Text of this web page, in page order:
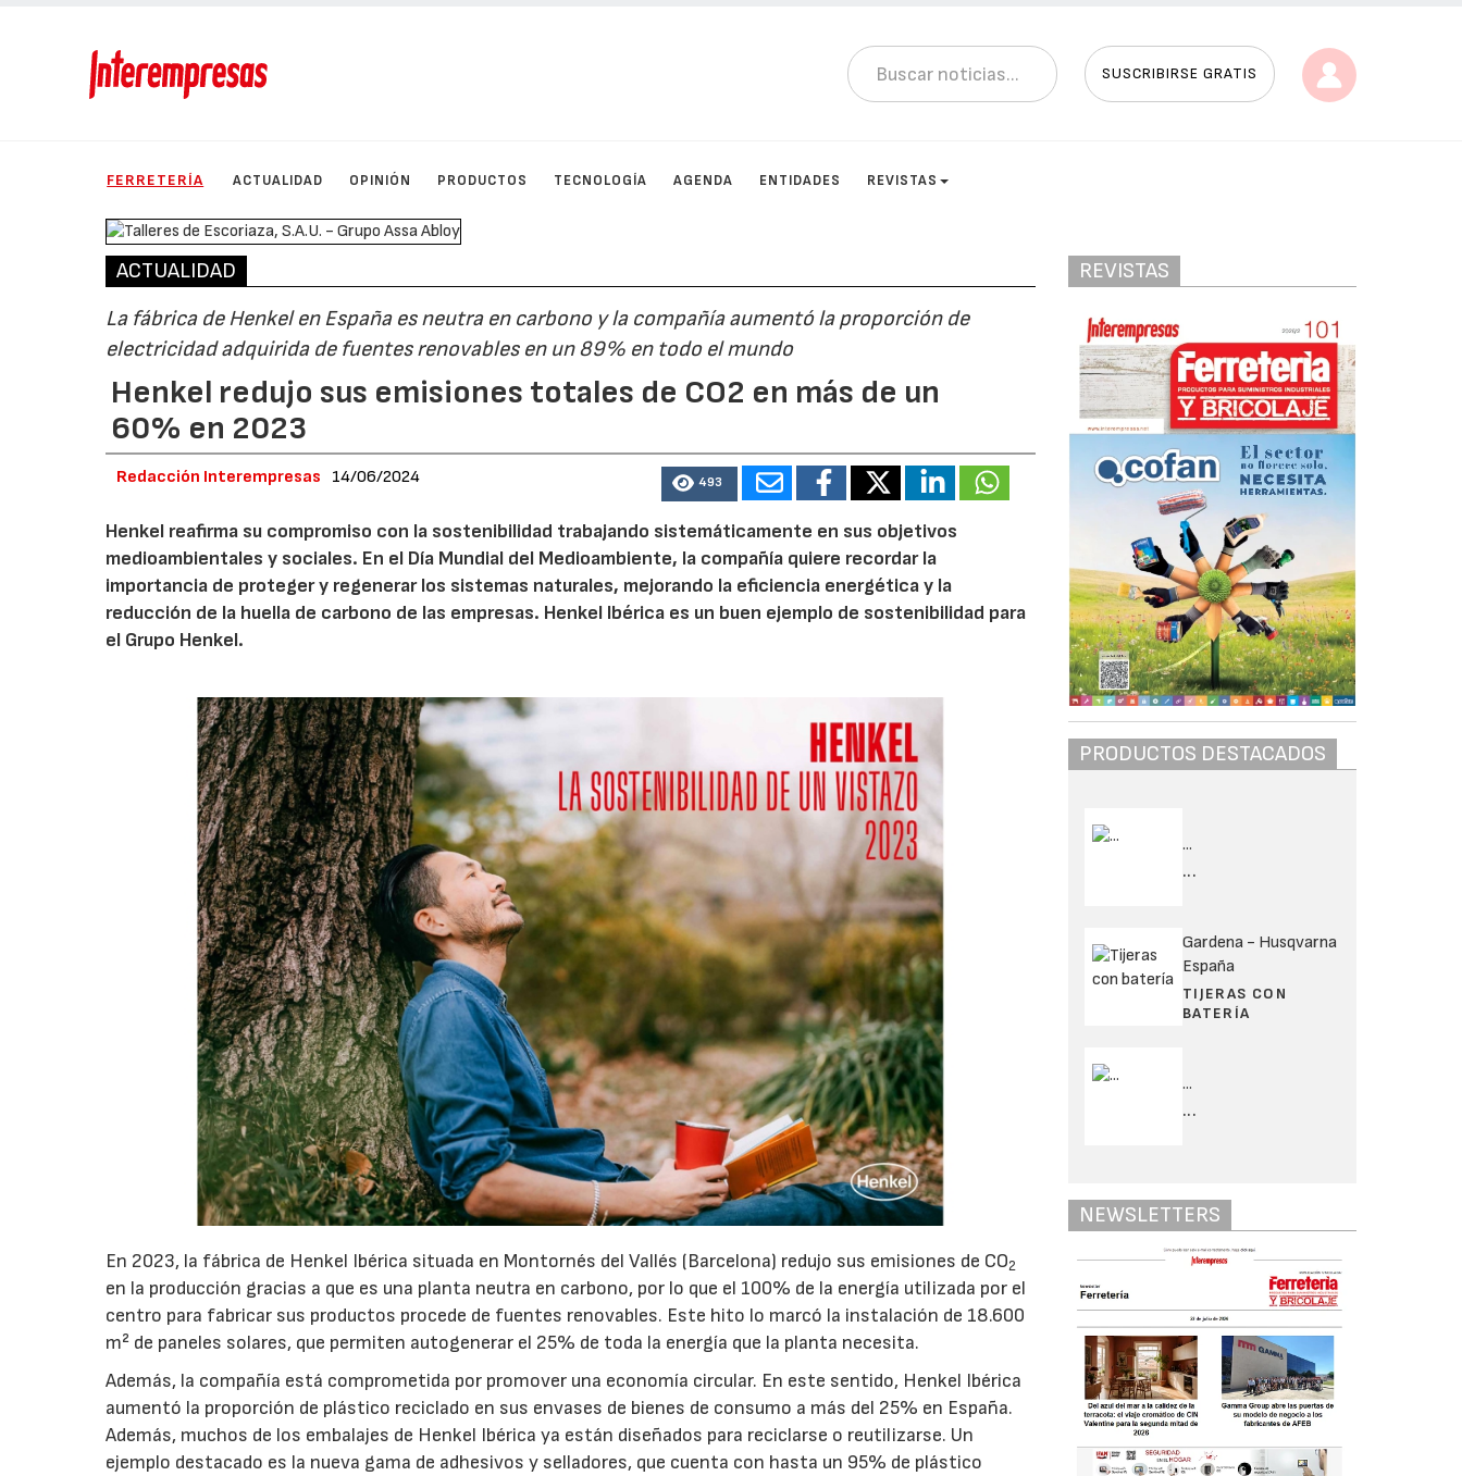
SUSCRIBIRSE GRATIS
FERRETERÍA ACTUALIDAD OPINIÓN PRODUCTOS TECNOLOGÍA AGENDA ENTIDADES REVISTAS
ACTUALIDAD
La fábrica de Henkel en España es neutra en carbono y la compañía aumentó la proporción de
electricidad adquirida de fuentes renovables en un 89% en todo el mundo
Henkel redujo sus emisiones totales de CO2 en más de un
60% en 2023
Redacción Interempresas 14/06/2024 493
Henkel reafirma su compromiso con la sostenibilidad trabajando sistemáticamente en sus objetivos
medioambientales y sociales. En el Día Mundial del Medioambiente, la compañía quiere recordar la
importancia de proteger y regenerar los sistemas naturales, mejorando la eficiencia energética y la
reducción de la huella de carbono de las empresas. Henkel Ibérica es un buen ejemplo de sostenibilidad para
el Grupo Henkel.
En 2023, la fábrica de Henkel Ibérica situada en Montornés del Vallés (Barcelona) redujo sus emisiones de CO2
en la producción gracias a que es una planta neutra en carbono, por lo que el 100% de la energía utilizada por el
centro para fabricar sus productos procede de fuentes renovables. Este hito lo marcó la instalación de 18.600
m² de paneles solares, que permiten autogenerar el 25% de toda la energía que la planta necesita.
Además, la compañía está comprometida por promover una economía circular. En este sentido, Henkel Ibérica
aumentó la proporción de plástico reciclado en sus envases de bienes de consumo a más del 25% en España.
Además, muchos de los embalajes de Henkel Ibérica ya están diseñados para reciclarse o reutilizarse. Un
ejemplo destacado es la nueva gama de adhesivos y selladores, que cuenta con hasta un 95% de plástico
REVISTAS
PRODUCTOS DESTACADOS
...
...
Gardena - Husqvarna
España
TIJERAS CON
BATERÍA
...
...
NEWSLETTERS